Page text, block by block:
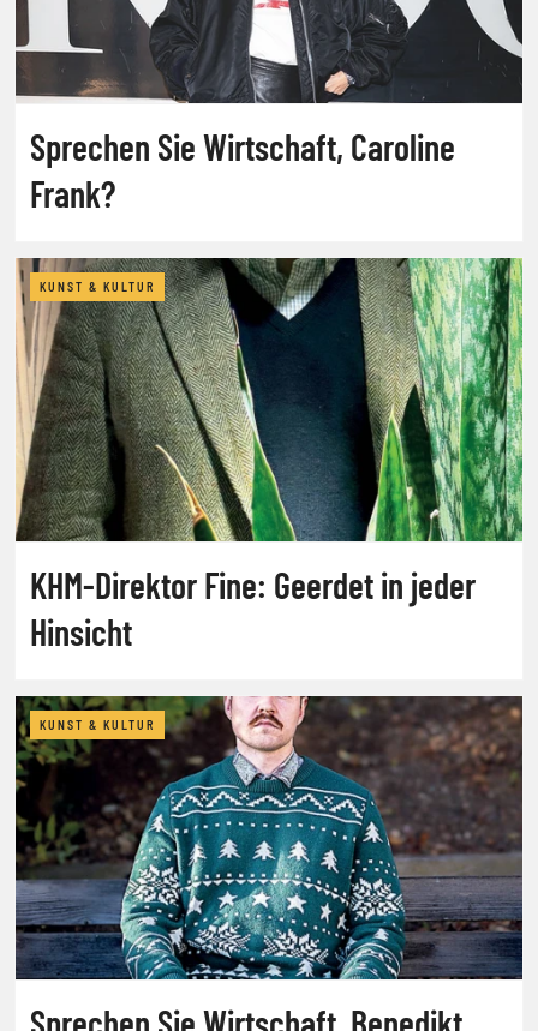
Sprechen Sie Wirtschaft, Caroline
Frank?
KUNST & KULTUR
KHM-Direktor Fine: Geerdet in jeder
Hinsicht
KUNST & KULTUR
Sprechen Sie Wirtschaft, Benedikt